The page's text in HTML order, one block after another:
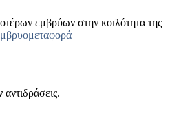
εμβρύων στην κοιλότητα της